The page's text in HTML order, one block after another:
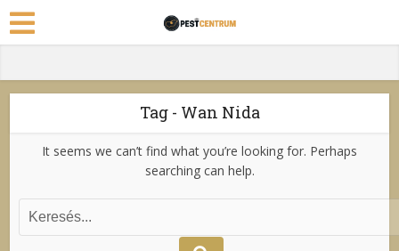
Tag - Wan Nida
It seems we can’t find what you’re looking for. Perhaps
searching can help.